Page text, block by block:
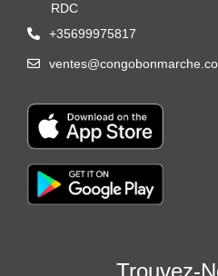
RDC
+35699975817
Trouvez-